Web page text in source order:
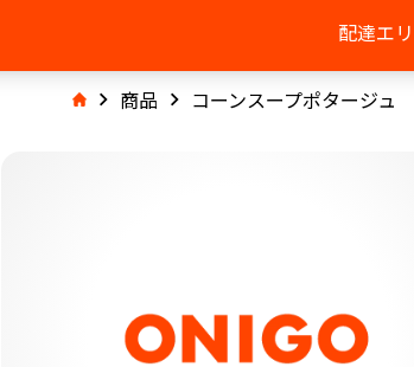
配達エ
商品 コーンスープポタージュ